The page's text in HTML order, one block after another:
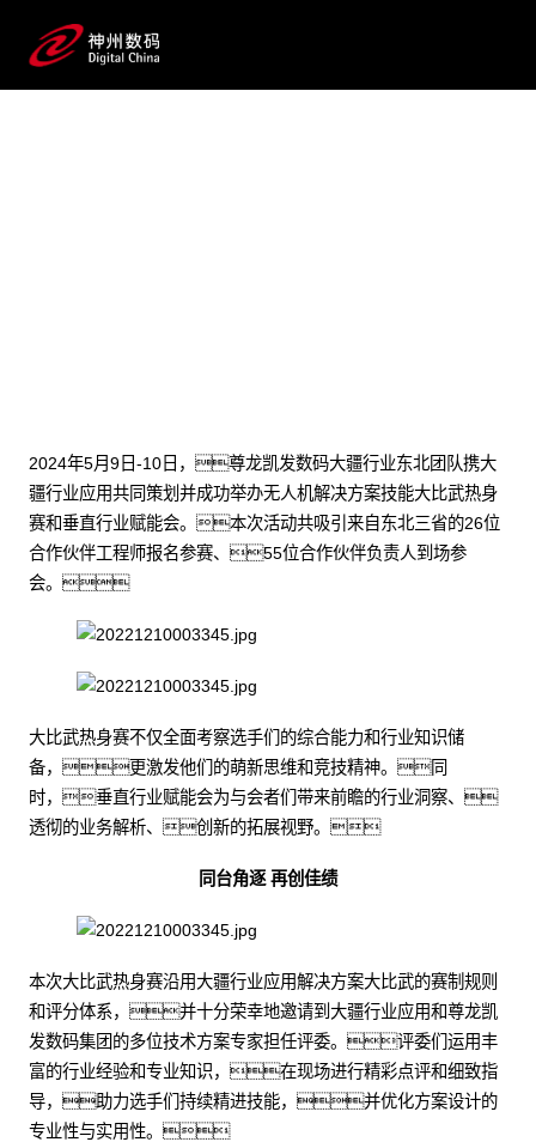
2024年5月9日-10日，尊龙凯发数码大疆行业东北团队携大
疆行业应用共同策划并成功举办无人机解决方案技能大比武热身
赛和垂直行业赋能会。本次活动共吸引来自东北三省的26位
合作伙伴工程师报名参赛、55位合作伙伴负责人到场参
会。
大比武热身赛不仅全面考察选手们的综合能力和行业知识储
备，更激发他们的萌新思维和竞技精神。同
时，垂直行业赋能会为与会者们带来前瞻的行业洞察、
透彻的业务解析、创新的拓展视野。
同台角逐 再创佳绩
本次大比武热身赛沿用大疆行业应用解决方案大比武的赛制规则
和评分体系，并十分荣幸地邀请到大疆行业应用和尊龙凯
发数码集团的多位技术方案专家担任评委。评委们运用丰
富的行业经验和专业知识，在现场进行精彩点评和细致指
导，助力选手们持续精进技能，并优化方案设计的
专业性与实用性。